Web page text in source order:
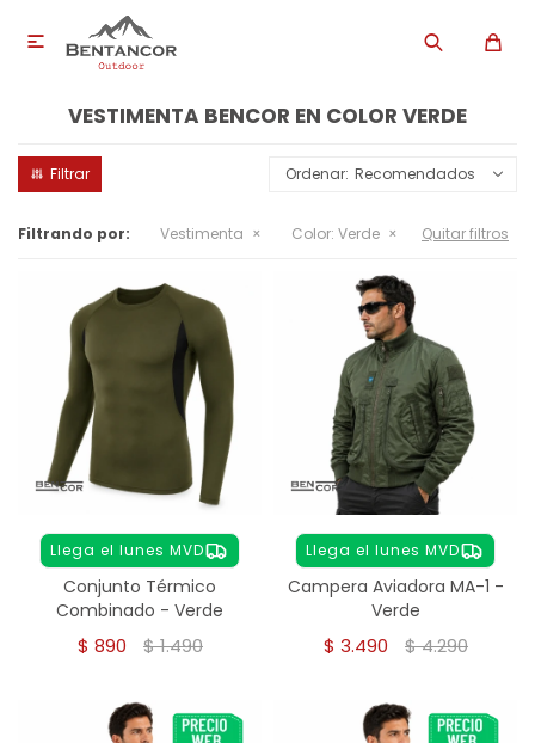

VESTIMENTA BENCOR EN COLOR VERDE
Recomendados
Filtrando por: Vestimenta Color: Verde Quitar filtros
Llega el lunes MVD
Conjunto Térmico
Combinado - Verde
$ 890 $1.490
Llega el lunes MVD
Campera Aviadora MA-1 -
Verde
$ 3.490 $4.290